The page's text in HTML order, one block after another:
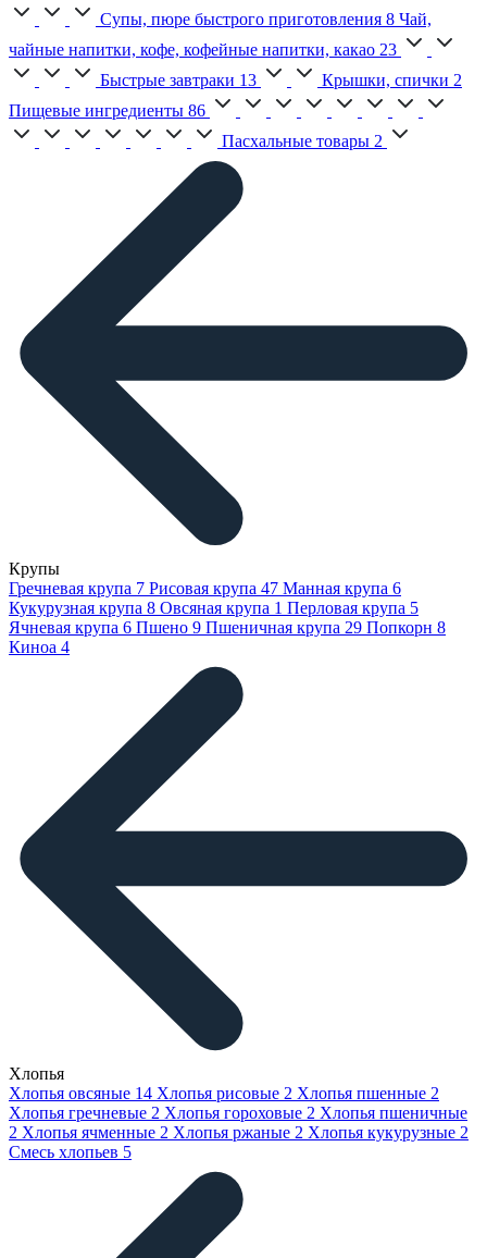
Супы, пюре быстрого приготовления 8 Чай,
чайные напитки, кофе, кофейные напитки, какао 23
Быстрые завтраки 13 Крышки, спички 2
Пищевые ингредиенты 86
Пасхальные товары 2
Крупы
Гречневая крупа 7 Рисовая крупа 47 Манная крупа 6
Кукурузная крупа 8 Овсяная крупа 1 Перловая крупа 5
Ячневая крупа 6 Пшено 9 Пшеничная крупа 29 Попкорн 8
Киноа 4
Хлопья
Хлопья овсяные 14 Хлопья рисовые 2 Хлопья пшенные 2
Хлопья гречневые 2 Хлопья гороховые 2 Хлопья пшеничные
2 Хлопья ячменные 2 Хлопья ржаные 2 Хлопья кукурузные 2
Смесь хлопьев 5